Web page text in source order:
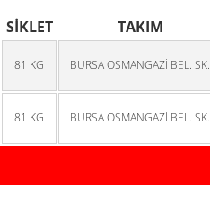
SİKLET TAKIM
81 KG BURSA OSMANGAZİ BEL. SK.
81 KG BURSA OSMANGAZİ BEL. SK.